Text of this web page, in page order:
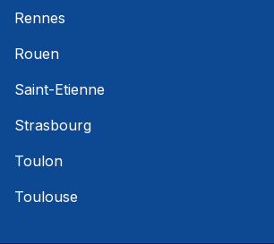
Rennes
Rouen
Saint-Etienne
Strasbourg
Toulon
Toulouse